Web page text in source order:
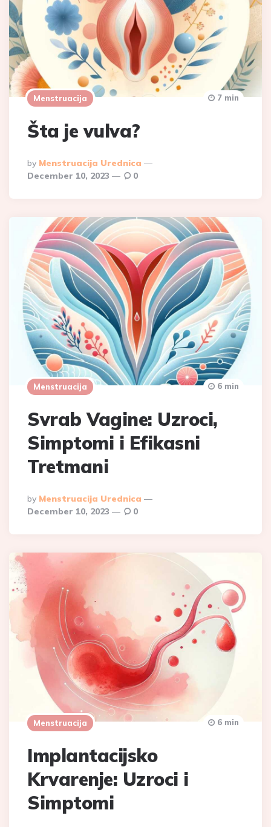
Menstruacija
Šta je vulva?
Posted
By
By Menstruacija Urednica
December 10, 2023
7 min
0
Menstruacija
Svrab Vagine: Uzroci,
Simptomi i Efikasni
Tretmani
Posted
By
By Menstruacija Urednica
December 10, 2023
6 min
0
Menstruacija
Implantacijsko
Krvarenje: Uzroci i
Simptomi
6 min